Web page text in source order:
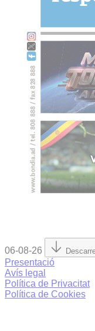
06-08-26
Presentació
Avís legal
Política de Privacitat
Política de Cookies